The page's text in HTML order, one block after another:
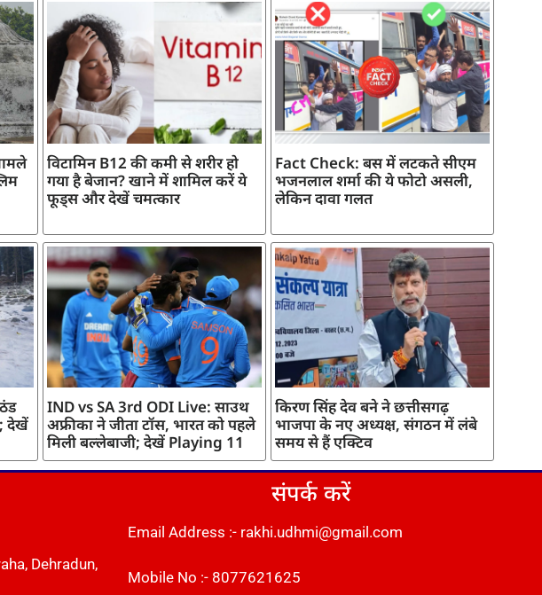
विटामिन B12 की कमी से शरीर हो
गया है बेजान? खाने में शामिल करें ये
फूड्स और देखें चमत्कार
Fact Check: बस में लटकते सीएम
भजनलाल शर्मा की ये फोटो असली,
लेकिन दावा गलत
देखें
IND vs SA 3rd ODI Live: साउथ
अफ्रीका ने जीता टॉस, भारत को पहले
मिली बल्लेबाजी; देखें Playing 11
किरण सिंह देव बने ने छत्तीसगढ़
भाजपा के नए अध्यक्ष, संगठन में लंबे
समय से हैं एक्टिव
Dehradun,
संपर्क करें
Email Address :- rakhi.udhmi@gmail.com
Mobile No :- 8077621625